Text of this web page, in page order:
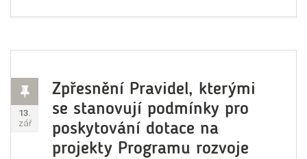
Zpřesnění Pravidel, kterými
se stanovují podmínky pro
poskytování dotace na
projekty Programu rozvoje
Příspěvek
Publikováno:
13.
zář